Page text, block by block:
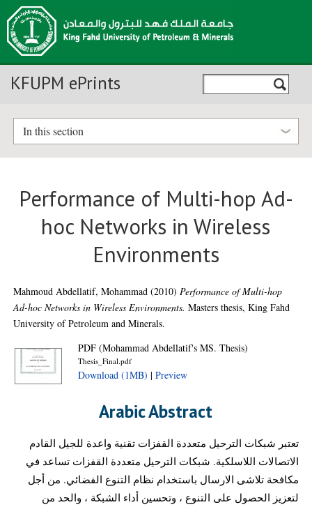
KFUPM ePrints
In this section
Performance of Multi-hop Ad-
hoc Networks in Wireless
Environments
Mahmoud Abdellatif, Mohammad (2010)Performance of Multi-hop
Ad-hoc Networks in Wireless Environments. Masters thesis, King Fahd
University of Petroleum and Minerals.
PDF (Mohammad Abdellatif's MS. Thesis)
Thesis_Final.pdf
Download (1MB) |Preview
Arabic Abstract
تعتبر شبكات الترحيل متعددة القفزات تقنية واعدة للجيل القادم
الاتصالات اللاسلكية. شبكات الترحيل متعددة القفزات تساعد في
مكافحة تلاشى الارسال باستخدام نظام التنوع الفضائي. من أجل
لتعزيز الحصول على التنوع ، وتحسين أداء الشبكة ، والحد من